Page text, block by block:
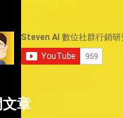
章